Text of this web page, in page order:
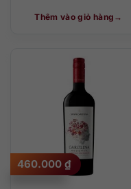
Thêm vào giỏ hàng
460.000 ₫